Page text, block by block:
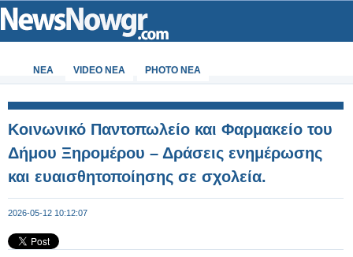
ΝΕΑ VIDEO NEA PHOTO NEA
Κοινωνικό Παντοπωλείο και Φαρμακείο του
Δήμου Ξηρομέρου – Δράσεις ενημέρωσης
και ευαισθητοποίησης σε σχολεία.
2026-05-12 10:12:07